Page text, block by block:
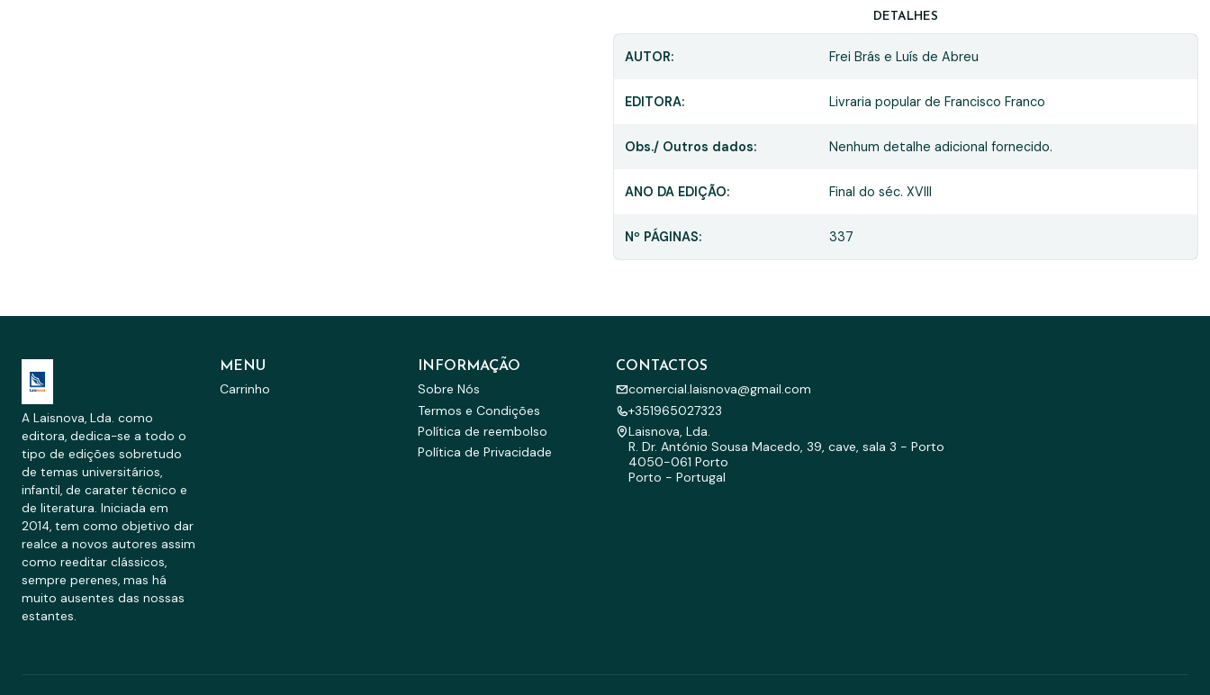
DETALHES
AUTOR: Frei Brás e Luís de Abreu
EDITORA: Livraria popular de Francisco Franco
Obs./ Outros dados: Nenhum detalhe adicional fornecido.
ANO DA EDIÇÃO: Final do séc. XVIII
Nº PÁGINAS: 337
A Laisnova, Lda. como
editora, dedica-se a todo o
tipo de edições sobretudo
de temas universitários,
infantil, de carater técnico e
de literatura. Iniciada em
2014, tem como objetivo dar
realce a novos autores assim
como reeditar clássicos,
sempre perenes, mas há
muito ausentes das nossas
estantes.
MENU
Carrinho
INFORMAÇÃO
Sobre Nós
Termos e Condições
Política de reembolso
Política de Privacidade
CONTACTOS
comercial.laisnova@gmail.com
+351965027323
Laisnova, Lda.
R. Dr. António Sousa Macedo, 39, cave, sala 3 - Porto
4050-061 Porto
Porto - Portugal